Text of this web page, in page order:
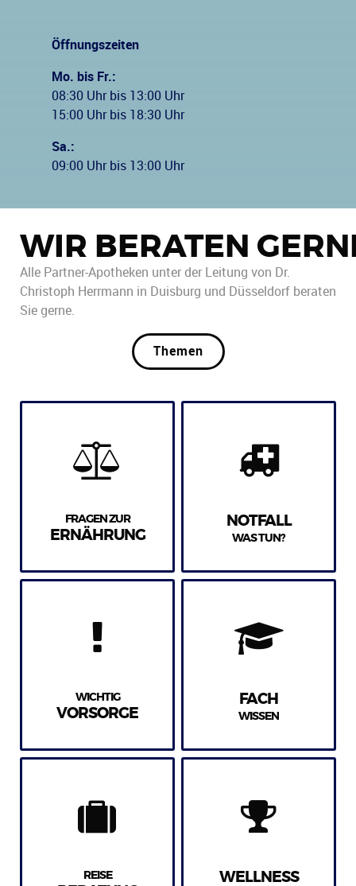
Öffnungszeiten
Mo. bis Fr.:
08:30 Uhr bis 13:00 Uhr
15:00 Uhr bis 18:30 Uhr
Sa.:
09:00 Uhr bis 13:00 Uhr
WIR BERATEN
Alle Partner-Apotheken unter der Leitung von Dr.
Christoph Herrmann in Duisburg und Düsseldorf beraten
Sie gerne.
Themen
FRAGEN ZUR
ERNÄHRUNG
NOTFALL
WAS TUN?
WICHTIG
VORSORGE
FACH
WISSEN
REISE WELLNESS